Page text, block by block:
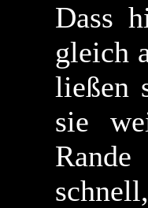
Dass
gleich
ließen
sie